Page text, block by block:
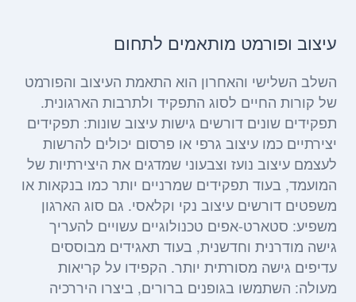
עיצוב ופורמט מותאמים לתחום
השלב השלישי והאחרון הוא התאמת העיצוב והפורמט
של קורות החיים לסוג התפקיד ולתרבות הארגונית.
תפקידים שונים דורשים גישות עיצוב שונות: תפקידים
יצירתיים כמו עיצוב גרפי או פרסום יכולים להרשות
לעצמם עיצוב נועז וצבעוני שמדגים את היצירתיות של
המועמד, בעוד תפקידים שמרניים יותר כמו בנקאות או
משפטים דורשים עיצוב נקי וקלאסי. גם סוג הארגון
משפיע: סטארט-אפים טכנולוגיים עשויים להעריך
גישה מודרנית וחדשנית, בעוד תאגידים מבוססים
עדיפים גישה מסורתית יותר. הקפידו על קריאות
מעולה: השתמשו בגופנים ברורים, ביצרו היררכיה